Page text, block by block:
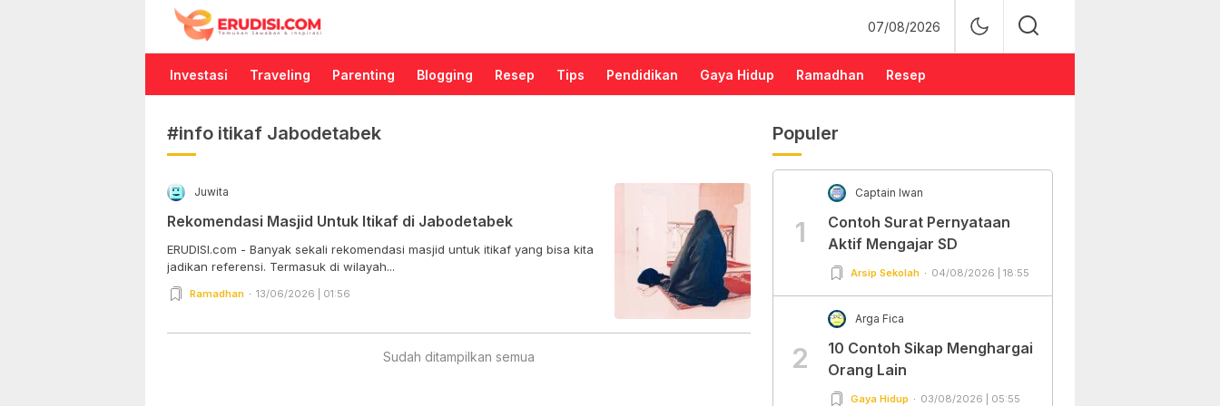
Erudisi
Temukan Jawaban dan Inspirasi
07/08/2026
Investasi Traveling Parenting Blogging Resep Tips Pendidikan Gaya Hidup Ramadhan Resep
#info itikaf Jabodetabek
Juwita
Rekomendasi Masjid Untuk Itikaf di Jabodetabek
ERUDISI.com - Banyak sekali rekomendasi masjid untuk itikaf yang bisa kita
jadikan referensi. Termasuk di wilayah...
Ramadhan 13/06/2026 | 01:56
Sudah ditampilkan semua
Populer
1
Captain Iwan
Contoh Surat Pernyataan
Aktif Mengajar SD
Arsip Sekolah 04/08/2026 | 18:55
2
Arga Fica
10 Contoh Sikap Menghargai
Orang Lain
Gaya Hidup 03/08/2026 | 05:55